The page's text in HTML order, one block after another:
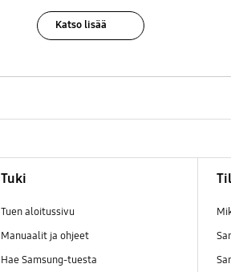
Katso lisää
Tuki
Tuen aloitussivu
Manuaalit ja ohjeet
Hae Samsung-tuesta